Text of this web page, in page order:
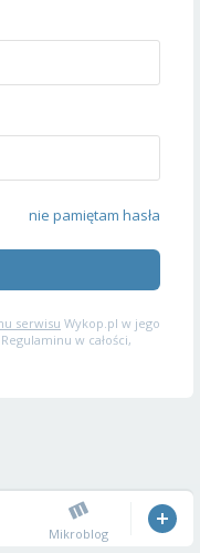
nie pamiętam hasła
serwisu Wykop.pl w jego
w całości,
Mikroblog